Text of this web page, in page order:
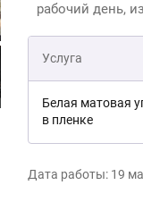
рабочий день,
Услуга
Белая матовая
в пленке
доставка, вывоз
Дата работы: 19